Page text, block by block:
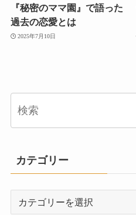
『秘密のママ園』で語った
過去の恋愛とは
2025年7月10日
カテゴリー